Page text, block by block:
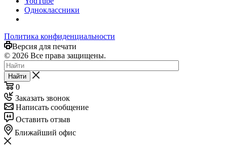
Одноклассники
Политика конфиденциальности
Версия для печати
© 2026 Все права защищены.
Найти
0
Заказать звонок
Написать сообщение
Оставить отзыв
Ближайший офис